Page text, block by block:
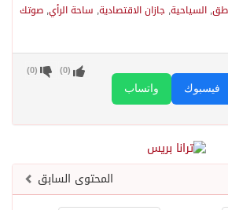
, السياحية, جازان الاقتصادية, ساحة الرأي, صوتك
واتساب فيسبوك
(
0
) (
0
)
المحتوى السابق